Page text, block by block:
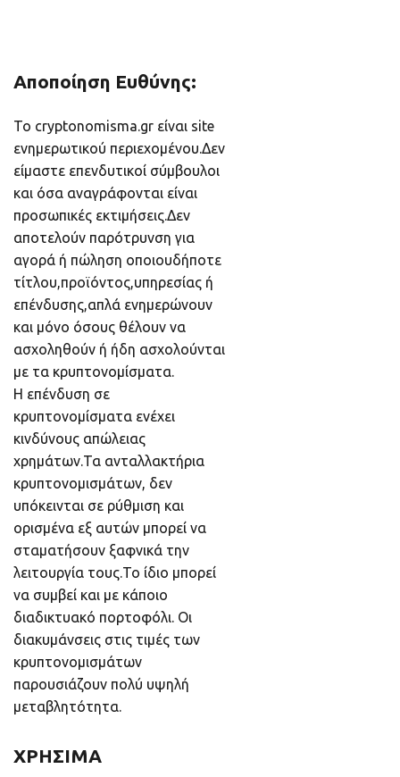
Αποποίηση Ευθύνης:
Το cryptonomisma.gr είναι site
ενημερωτικού περιεχομένου.Δεν
είμαστε επενδυτικοί σύμβουλοι
και όσα αναγράφονται είναι
προσωπικές εκτιμήσεις.Δεν
αποτελούν παρότρυνση για
αγορά ή πώληση οποιουδήποτε
τίτλου,προϊόντος,υπηρεσίας ή
επένδυσης,απλά ενημερώνουν
και μόνο όσους θέλουν να
ασχοληθούν ή ήδη ασχολούνται
με τα κρυπτονομίσματα.
Η επένδυση σε
κρυπτονομίσματα ενέχει
κινδύνους απώλειας
χρημάτων.Τα ανταλλακτήρια
κρυπτονομισμάτων, δεν
υπόκεινται σε ρύθμιση και
ορισμένα εξ αυτών μπορεί να
σταματήσουν ξαφνικά την
λειτουργία τους.Το ίδιο μπορεί
να συμβεί και με κάποιο
διαδικτυακό πορτοφόλι. Οι
διακυμάνσεις στις τιμές των
κρυπτονομισμάτων
παρουσιάζουν πολύ υψηλή
μεταβλητότητα.
ΧΡΗΣΙΜΑ